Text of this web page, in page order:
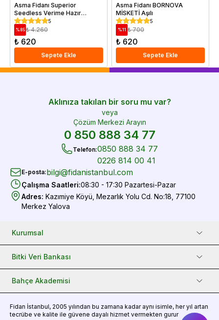
Asma Fidanı Superior
Seedless Verime Hazır
Saksıda
5
% 85 ₺ 4.260
₺ 620
Sepete Ekle
Asma Fidanı BORNOVA
MİSKETİ Aşılı
5
%11 ₺ 700
₺ 620
Sepete Ekle
Aklınıza takılan bir soru mu var?
veya
Çözüm Merkezi Arayın
0 850 888 34 77
Telefon:0850 888 34 77
0226 814 00 41
E-posta:bilgi@fidanistanbul.com
Çalışma Saatleri:08:30 - 17:30 Pazartesi-Pazar
Adres: Kazımiye Köyü, Mezarlık Yolu Cd. No:18, 77100
Merkez Yalova
Kurumsal
Bitki Veri Bankası
Bahçe Akademisi
Fidan İstanbul, 2005 yılından bu zamana kadar aynı isimle, her yıl artan
tecrübe ve kalite ile güvene dayalı hizmet vermekten gurur